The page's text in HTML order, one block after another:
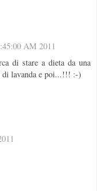
AM 2011
di stare a dieta da una
lavanda e poi...!!! :-)